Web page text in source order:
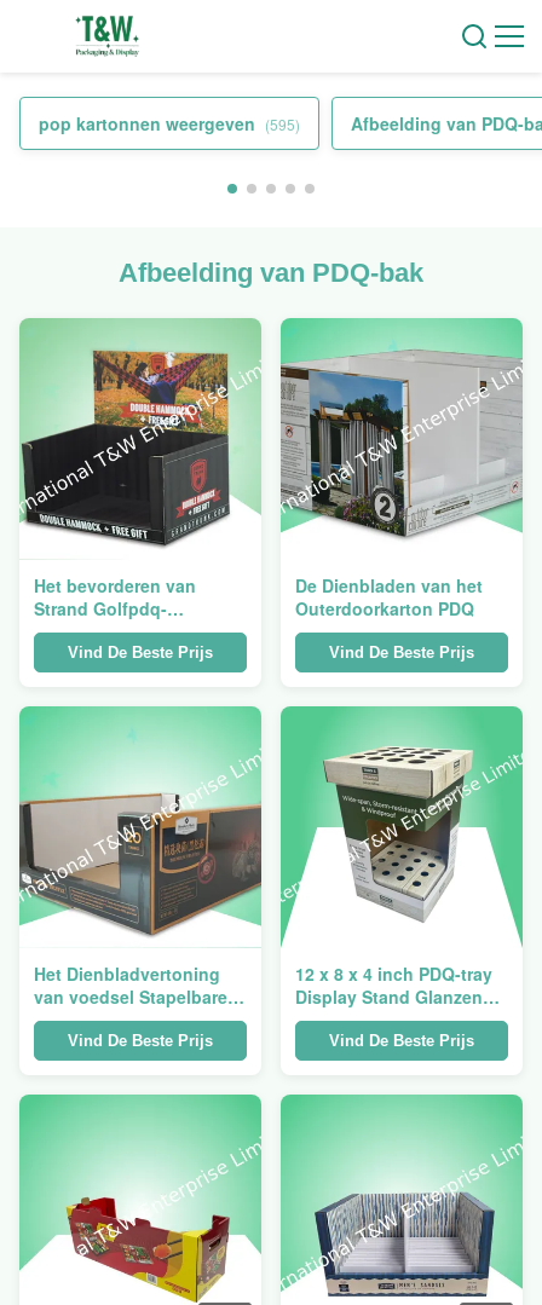
pop kartonnen weergeven (595) Afbeelding van PDQ-
Afbeelding van PDQ-bak
Het bevorderen van
Strand Golfpdq-
Dienbladen
Vind De Beste Prijs
De Dienbladen van het
Outerdoorkarton PDQ
Vind De Beste Prijs
Het Dienbladvertoning
van voedsel Stapelbare
Pdq
Vind De Beste Prijs
12 x 8 x 4 inch PDQ-tray
Display Stand Glanzend
Glanzend Printen
Praktische oplossing
voor
winkelproductenpresentatie
Vind De Beste Prijs